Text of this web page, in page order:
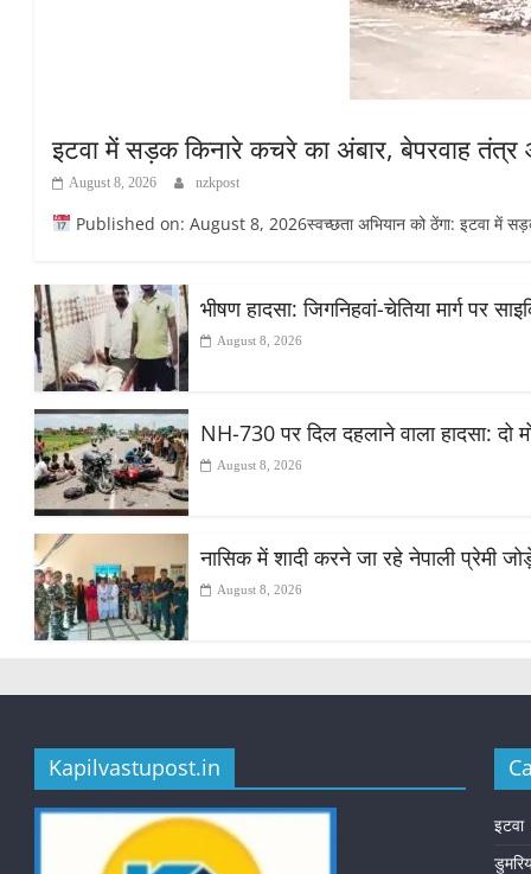
इटवा में सड़क किनारे कचरे का अंबार, बेपरवाह
August 8, 2026 nzkpost
Published on: August 8, 2026स्वच्छता अभियान को ठेंगा: इटवा में सड़क
भीषण हादसा: जिगनिहवां-चेतिया मार्ग
August 8, 2026
NH-730 पर दिल दहलाने वाला हादसा: दो
August 8, 2026
नासिक में शादी करने जा रहे नेपाली प्रेमी
August 8, 2026
Kapilvastupost.in
इटवा